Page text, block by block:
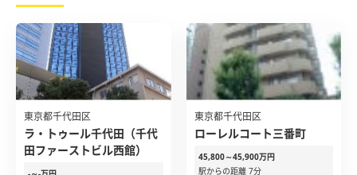
東京都千代田区
ラ・トゥール千代田（千代
田ファーストビル西館）
東京都千代田区
ローレルコート三番町
45,800～45,900万円
駅からの距離 7分